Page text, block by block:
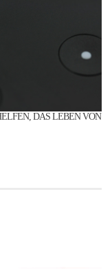
DAS LEBEN VON